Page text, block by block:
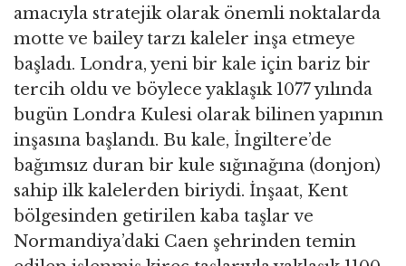
amacıyla stratejik olarak önemli noktalarda
motte ve bailey tarzı kaleler inşa etmeye
başladı. Londra, yeni bir kale için bariz bir
tercih oldu ve böylece yaklaşık 1077 yılında
bugün Londra Kulesi olarak bilinen yapının
inşasına başlandı. Bu kale, İngiltere’de
bağımsız duran bir kule sığınağına (donjon)
sahip ilk kalelerden biriydi. İnşaat, Kent
bölgesinden getirilen kaba taşlar ve
Normandiya’daki Caen şehrinden temin